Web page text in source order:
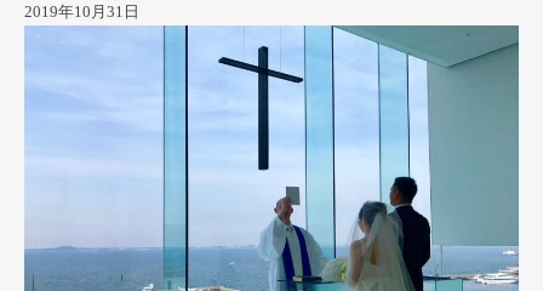
2019年10月31日